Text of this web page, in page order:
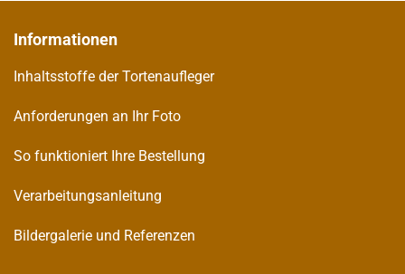
Informationen
Inhaltsstoffe der Tortenaufleger
Anforderungen an Ihr Foto
So funktioniert Ihre Bestellung
Verarbeitungsanleitung
Bildergalerie und Referenzen